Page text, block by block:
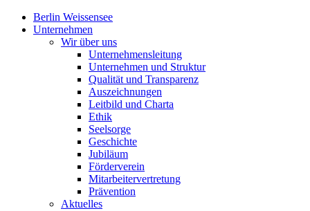
Berlin Weissensee
Unternehmen
Wir über uns
Unternehmensleitung
Unternehmen und Struktur
Qualität und Transparenz
Auszeichnungen
Leitbild und Charta
Ethik
Seelsorge
Geschichte
Jubiläum
Förderverein
Mitarbeitervertretung
Prävention
Aktuelles